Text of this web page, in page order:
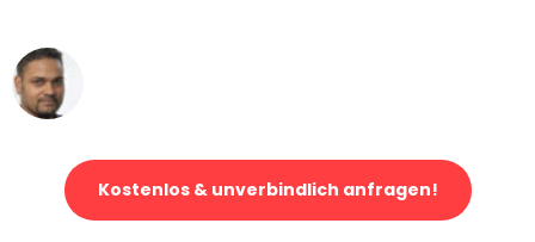
Kostenlos & unverbindlich anfragen!